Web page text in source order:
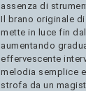
assenza di
Il brano originale
mette in luce fin
aumentando
effervescente
melodia semplice
strofa da un